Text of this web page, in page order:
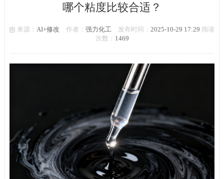
哪个粘度比较合适？
来源： AI+修改 作者： 强力化工 发布时间： 2025-10-29 17:29 阅读
次数： 1469